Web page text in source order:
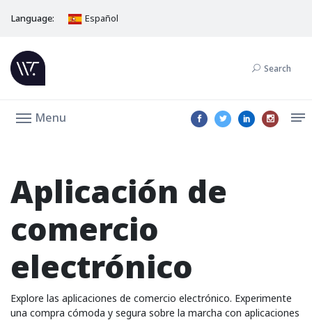
Language: Español
Search
Menu
Aplicación de
comercio
electrónico
Explore las aplicaciones de comercio electrónico. Experimente
una compra cómoda y segura sobre la marcha con aplicaciones